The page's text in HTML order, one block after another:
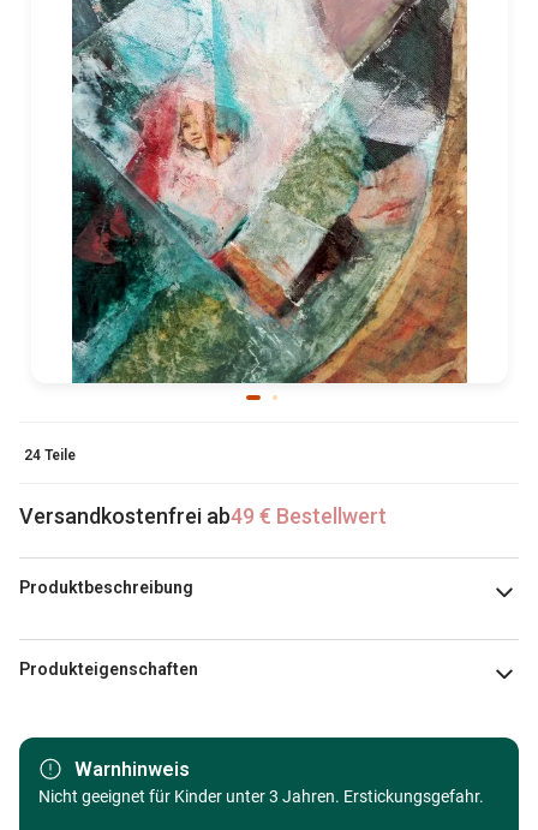
24 Teile
Versandkostenfrei ab49 € Bestellwert
Produktbeschreibung
Emily Hawkes
Produkteigenschaften
Marke Grafika Kids
Kategorie Puzzle - Kunst
Warnhinweis
Nicht geeignet für Kinder unter 3 Jahren. Erstickungsgefahr.